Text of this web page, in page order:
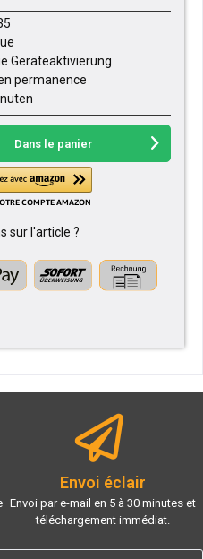
Geräteaktivierung
permanence
Dans le panier
sur l'article ?
Envoi éclair
Envoi par e-mail en 5 à 30 minutes et
téléchargement immédiat.